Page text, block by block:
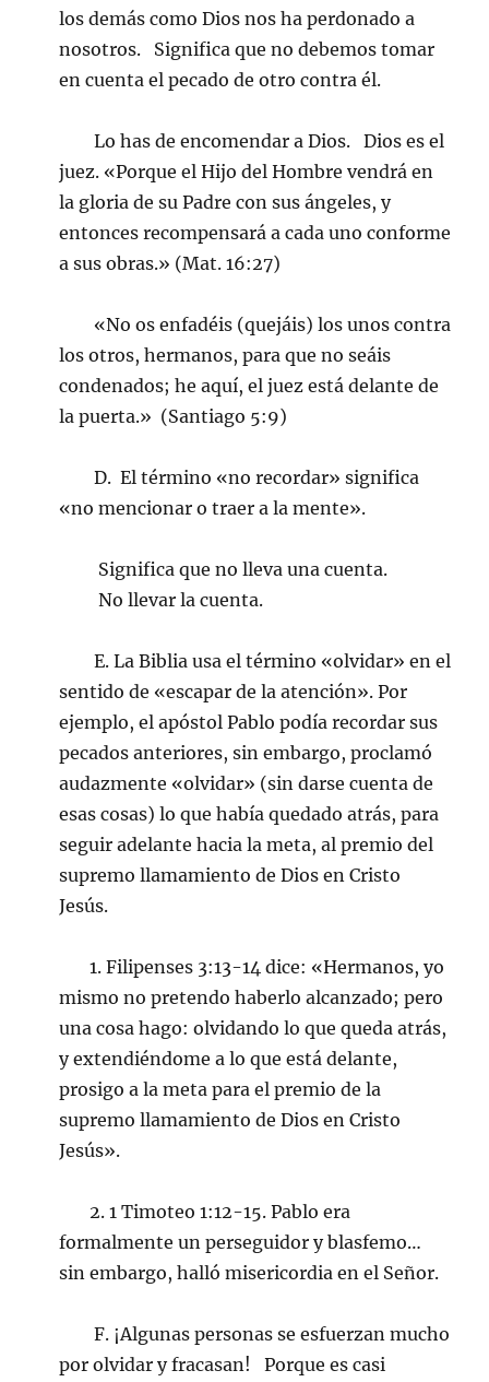
los demás como Dios nos ha perdonado a
nosotros. Significa que no debemos tomar
en cuenta el pecado de otro contra él.
Lo has de encomendar a Dios. Dios es el
juez. «Porque el Hijo del Hombre vendrá en
la gloria de su Padre con sus ángeles, y
entonces recompensará a cada uno conforme
a sus obras.» (Mat. 16:27)
«No os enfadéis (quejáis) los unos contra
los otros, hermanos, para que no seáis
condenados; he aquí, el juez está delante de
la puerta.» (Santiago 5:9)
D. El término «no recordar» significa
«no mencionar o traer a la mente».
Significa que no lleva una cuenta.
No llevar la cuenta.
E. La Biblia usa el término «olvidar» en el
sentido de «escapar de la atención». Por
ejemplo, el apóstol Pablo podía recordar sus
pecados anteriores, sin embargo, proclamó
audazmente «olvidar» (sin darse cuenta de
esas cosas) lo que había quedado atrás, para
seguir adelante hacia la meta, al premio del
supremo llamamiento de Dios en Cristo
Jesús.
1. Filipenses 3:13-14 dice: «Hermanos, yo
mismo no pretendo haberlo alcanzado; pero
una cosa hago: olvidando lo que queda atrás,
y extendiéndome a lo que está delante,
prosigo a la meta para el premio de la
supremo llamamiento de Dios en Cristo
Jesús».
2. 1 Timoteo 1:12-15. Pablo era
formalmente un perseguidor y blasfemo…
sin embargo, halló misericordia en el Señor.
F. ¡Algunas personas se esfuerzan mucho
por olvidar y fracasan! Porque es casi